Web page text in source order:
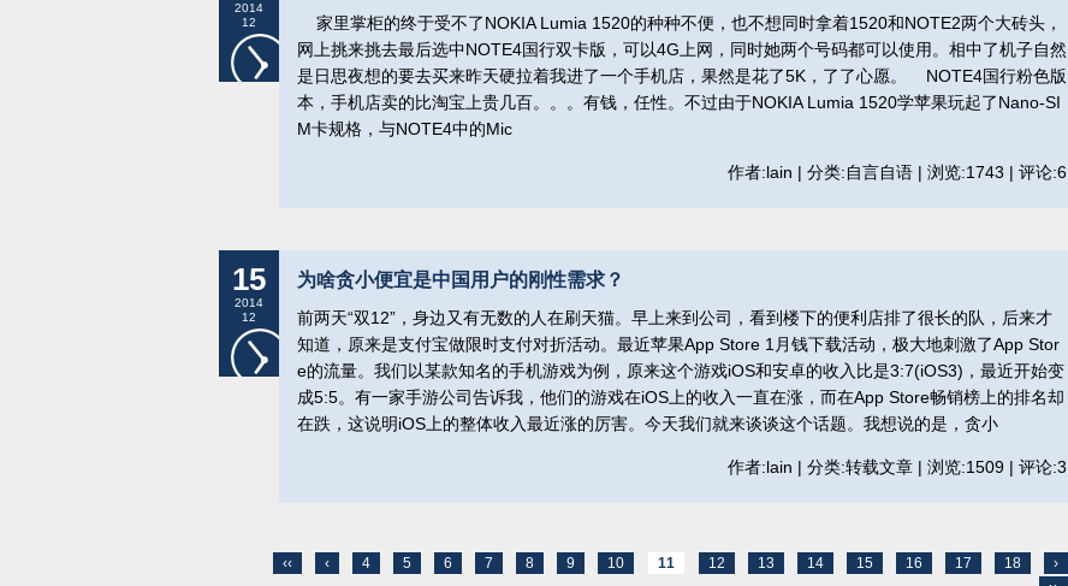
2014
12
家里掌柜的终于受不了NOKIA Lumia 1520的种种不便，也不想同时拿着1520和NOTE2两个大砖头，
网上挑来挑去最后选中NOTE4国行双卡版，可以4G上网，同时她两个号码都可以使用。相中了机子自然
是日思夜想的要去买来昨天硬拉着我进了一个手机店，果然是花了5K，了了心愿。 NOTE4国行粉色版
本，手机店卖的比淘宝上贵几百。。。有钱，任性。不过由于NOKIA Lumia 1520学苹果玩起了Nano-SI
M卡规格，与NOTE4中的Mic
作者:lain | 分类:自言自语 | 浏览:1743 | 评论:6
15
2014
12
为啥贪小便宜是中国用户的刚性需求？
前两天“双12”，身边又有无数的人在刷天猫。早上来到公司，看到楼下的便利店排了很长的队，后来才
知道，原来是支付宝做限时支付对折活动。最近苹果App Store 1月钱下载活动，极大地刺激了App Stor
e的流量。我们以某款知名的手机游戏为例，原来这个游戏iOS和安卓的收入比是3:7(iOS3)，最近开始变
成5:5。有一家手游公司告诉我，他们的游戏在iOS上的收入一直在涨，而在App Store畅销榜上的排名却
在跌，这说明iOS上的整体收入最近涨的厉害。今天我们就来谈谈这个话题。我想说的是，贪小
作者:lain | 分类:转载文章 | 浏览:1509 | 评论:3
‹‹ ‹ 4 5 6 7 8 9 10 11 12 13 14 15 16 17 18
›